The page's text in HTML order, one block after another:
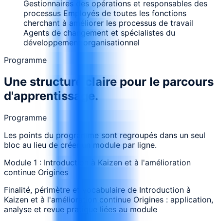
Gestionnaires des opérations et responsables des
processus Employés de toutes les fonctions
cherchant à améliorer les processus de travail
Agents de changement et spécialistes du
développement organisationnel
Programme
Une structure claire pour le parcours
d'apprentissage.
Programme
Les points du programme sont regroupés dans un seul
bloc au lieu de créer un module par ligne.
Module 1 : Introduction à Kaizen et à l'amélioration
continue Origines
Finalité, périmètre et vocabulaire de Introduction à
Kaizen et à l'amélioration continue Origines : application,
analyse et revue pratique liées au module